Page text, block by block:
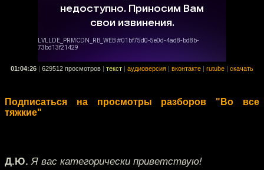
01:04:26 629512 просмотров текст аудиоверсия вконтакте rutube скачать
Подписаться на просмотры разборов "Во все
тяжкие"
Д.Ю. Я вас категорически приветствую!